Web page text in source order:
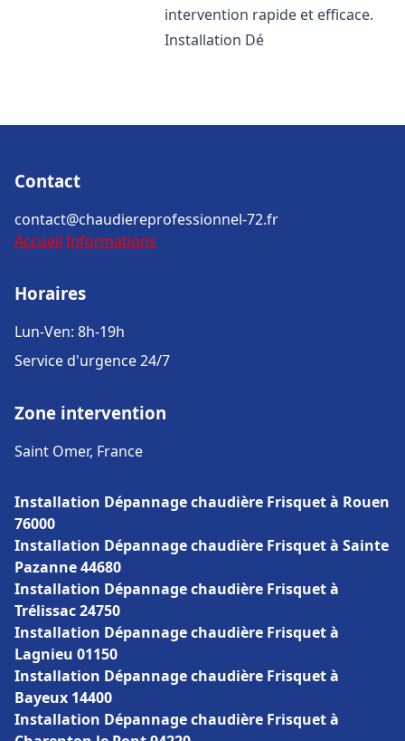
intervention rapide et efficace.
Installation Dé
Contact
contact@chaudiereprofessionnel-72.fr
Accueil Informations
Horaires
Lun-Ven: 8h-19h
Service d'urgence 24/7
Zone intervention
Saint Omer, France
Installation Dépannage chaudière Frisquet à Rouen
76000
Installation Dépannage chaudière Frisquet à Sainte
Pazanne 44680
Installation Dépannage chaudière Frisquet à
Trélissac 24750
Installation Dépannage chaudière Frisquet à
Lagnieu 01150
Installation Dépannage chaudière Frisquet à
Bayeux 14400
Installation Dépannage chaudière Frisquet à